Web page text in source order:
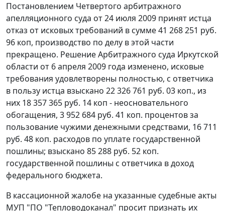
Постановлением Четвертого арбитражного
апелляционного суда от 24 июля 2009 принят истца
отказ от исковых требований в сумме 41 268 251 руб.
96 коп, производство по делу в этой части
прекращено. Решение Арбитражного суда Иркутской
области от 6 апреля 2009 года изменено, исковые
требования удовлетворены полностью, с ответчика
в пользу истца взыскано 22 326 761 руб. 03 коп., из
них 18 357 365 руб. 14 коп - неосновательного
обогащения, 3 952 684 руб. 41 коп. процентов за
пользование чужими денежными средствами, 16 711
руб. 48 коп. расходов по уплате государственной
пошлины; взыскано 85 288 руб. 52 коп.
государственной пошлины с ответчика в доход
федерального бюджета.
В кассационной жалобе на указанные судебные акты
МУП "ПО "Тепловодоканал" просит признать их